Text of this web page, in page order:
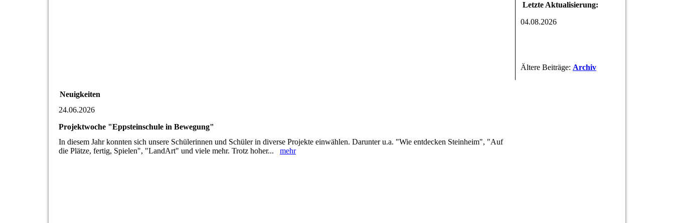
Neuigkeiten
24.06.2026
Projektwoche "Eppsteinschule in Bewegung"
In diesem Jahr konnten sich unsere Schülerinnen und Schüler in diverse Projekte einwählen. Darunter u.a. "Wie entdecken Steinheim", "Auf
die Plätze, fertig, Spielen", "LandArt" und viele mehr. Trotz hoher... mehr
Letzte Aktualisierung:
04.08.2026
Ältere Beiträge: Archiv